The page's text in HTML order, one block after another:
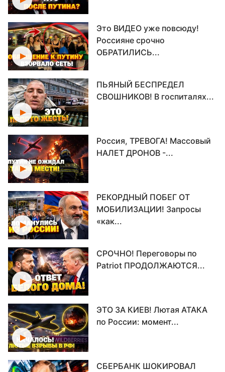
Это ВИДЕО уже повсюду!
Россияне срочно
ОБРАТИЛИСЬ...
ПЬЯНЫЙ БЕСПРЕДЕЛ
СВОШНИКОВ! В госпиталях...
Россия, ТРЕВОГА! Массовый
НАЛЕТ ДРОНОВ -...
РЕКОРДНЫЙ ПОБЕГ ОТ
МОБИЛИЗАЦИИ! Запросы
«как...
СРОЧНО! Переговоры по
Patriot ПРОДОЛЖАЮТСЯ...
ЭТО ЗА КИЕВ! Лютая АТАКА
по России: момент...
СБЕРБАНК ШОКИРОВАЛ